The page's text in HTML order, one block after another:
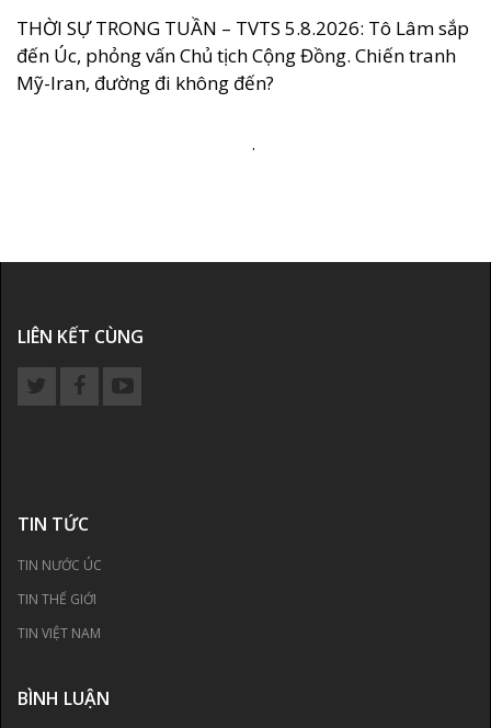
THỜI SỰ TRONG TUẦN – TVTS 5.8.2026: Tô Lâm sắp
đến Úc, phỏng vấn Chủ tịch Cộng Đồng. Chiến tranh
Mỹ-Iran, đường đi không đến?
.
LIÊN KẾT CÙNG
TIN TỨC
TIN NƯỚC ÚC
TIN THẾ GIỚI
TIN VIỆT NAM
BÌNH LUẬN